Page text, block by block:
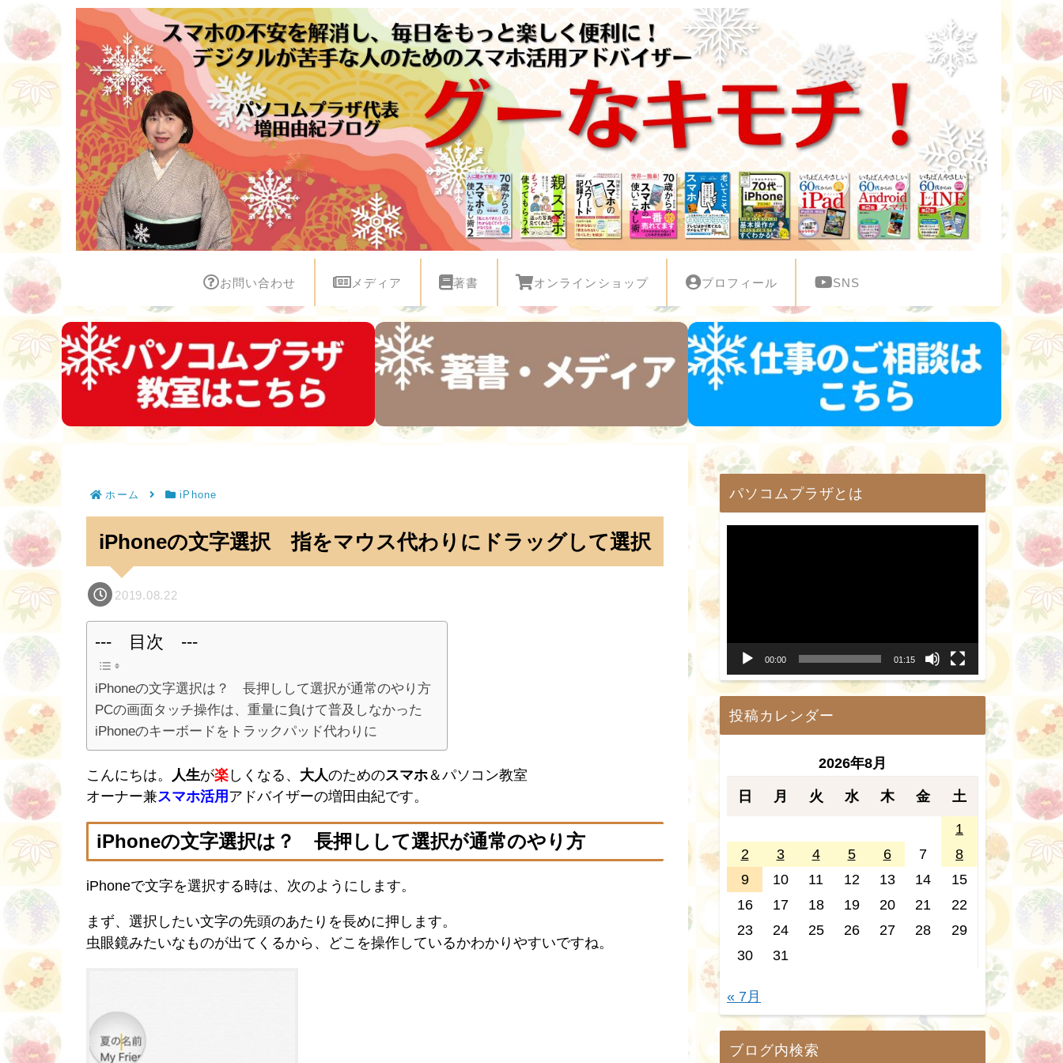
お問い合わせ メディア 著書 オンラインショップ プロフィール SNS
ホーム iPhone
iPhoneの文字選択 指をマウス代わりにドラッグして選択
2019.08.22
--- 目次 ---
iPhoneの文字選択は？ 長押しして選択が通常のやり方
PCの画面タッチ操作は、重量に負けて普及しなかった
iPhoneのキーボードをトラックパッド代わりに
こんにちは。 人生が楽 しくなる、 大人のためのスマホ＆パソコン教室
オーナー兼スマホ活用 アドバイザーの増田由紀です。
iPhoneの文字選択は？ 長押しして選択が通常のやり方
iPhoneで文字を選択する時は、次のようにします。
まず、選択したい文字の先頭のあたりを長めに押します。
虫眼鏡みたいなものが出てくるから、どこを操作しているかわかりやすいですね。
パソコムプラザとは
ー
00:00 01:15
投稿カレンダー
2026年8月
日 月 火 水 木 金 土
1
2
3 4 5 6 7
8
9
10 11 12 13 14
15
16
17 18 19 20 21
22
23
24 25 26 27 28
29
30
31
« 7月
ブログ内検索